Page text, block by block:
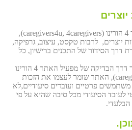
כל התוכן הנכלל באתר 4 הורינו (caregivers4u, 4caregivers),
יוצרים, לרבות טקסט, עיצוב, גרפיקה,
דרך הסידור של התכנים ברישיון, כל
כל משתמש פרטי עובר דרך הבדיקה של מפעיל האתר 4 הורינו
(caregivers4u, 4caregivers), האתר שומר לעצמו את הזכות
פרטיים ועובדים סיעודיים,לא
לעובד הסיעודי מכל סיבה שהיא על פי